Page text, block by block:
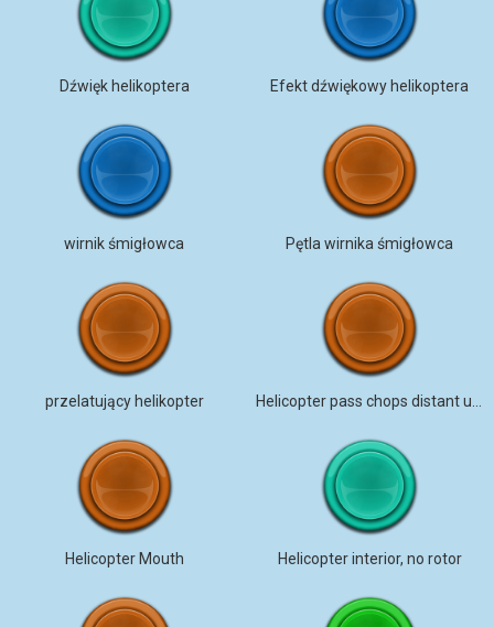
Dźwięk helikoptera Efekt dźwiękowy helikoptera
wirnik śmigłowca Pętla wirnika śmigłowca
przelatujący helikopter
Helicopter Mouth Helicopter interior, no rotor